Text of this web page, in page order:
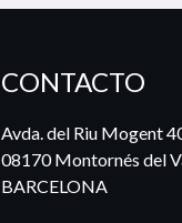
CONTACTO
Avda. del Riu Mogent
08170 Montornés del
BARCELONA